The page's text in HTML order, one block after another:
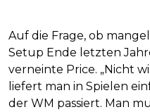
Auf die Frage, ob
Setup Ende letzten
verneinte Price. „Nicht
liefert man in Spielen
der WM passiert. Man